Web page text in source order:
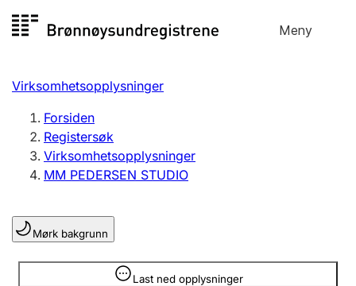
til
Meny
Registersøk
Aksjeselskap
Enkeltpersonforetak
Registrere, endre, slette
Lag og forening
Registrere, endre, slette
Virksomhetsopplysninger
Forsiden
Registersøk
Virksomhetsopplysninger
MM PEDERSEN STUDIO
Mørk bakgrunn
Last ned opplysninger
Opplysninger er skjult